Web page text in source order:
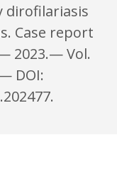
dirofilariasis
Case report
2023.— Vol.
DOI: